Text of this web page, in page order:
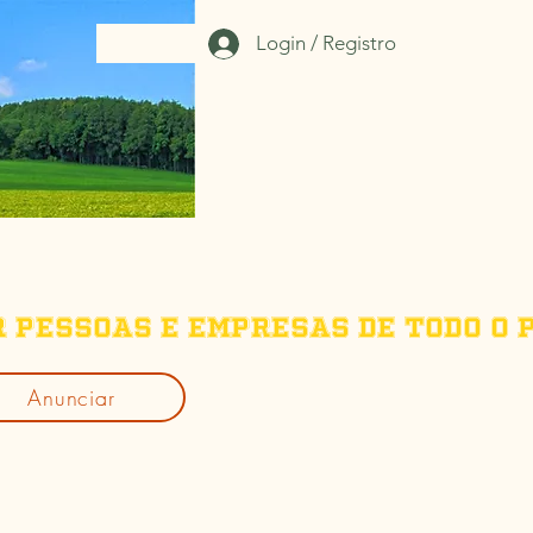
Login / Registro
e empresas de todo o
Anunciar